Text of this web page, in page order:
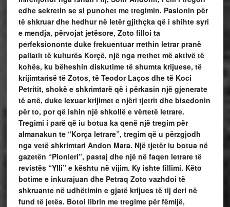
edhe sekretin se si punohet me tregimin. Pasionin për
të shkruar dhe hedhur në letër gjithçka që i shihte syri
e mendja, përvojat jetësore, Zoto filloi ta
perfeksiononte duke frekuentuar rrethin letrar pranë
pallatit të kulturës Korçë, një nga rrethet më aktivë të
kohës, ku bëheshin diskutime të shumta krijuese, të
krijimtarisë të Zotos, të Teodor Laços dhe të Koci
Petritit, shokë e shkrimtarë që i përkasin një gjenerate
të artë, duke lexuar krijimet e njëri tjetrit dhe bisedonin
për to, por që ishin një shkollë e vërtetë letrare.
Tregimi i parë që iu botua ka qenë një tregim për
almanakun te “Korça letrare”, tregim që u përzgjodh
nga vetë shkrimtari Andon Mara. Një tjetër iu botua në
gazetën “Pionieri”, pastaj dhe një në faqen letrare të
revistës “Ylli” e kështu në vijim. Ky ishte fillimi. Këto
botime e inkurajuan dhe Petraq Zoto vazhdoi të
shkruante në udhëtimin e gjatë krijues të tij deri në
fund të jetës. Botoi librin me tregime për fëmijë,